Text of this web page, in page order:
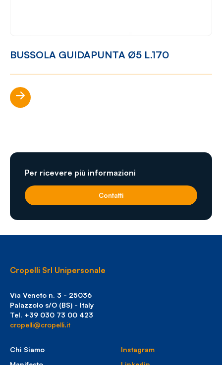
BUSSOLA GUIDAPUNTA Ø5 L.170
Scopri di più
Per ricevere più informazioni
Contatti
Cropelli Srl Unipersonale
Via Veneto n. 3 - 25036
Palazzolo s/O (BS) - Italy
Tel. +39 030 73 00 423
cropelli@cropelli.it
Chi Siamo
Instagram